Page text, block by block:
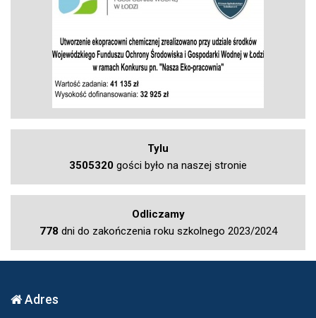
Tylu
3505320 gości było na naszej stronie
Odliczamy
778 dni do zakończenia roku szkolnego 2023/2024
Adres